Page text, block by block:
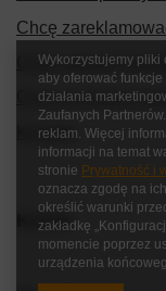
Chcę
Chcę zwrócić
Chcę wymienić
Kontakt
Konto
Wykorzystujemy pliki
aby oferować
działania
Zaufanych
reklam. Więcej
informacji na temat
stronie Prywatność i
oznacza zgodę na
określić warunki
zakładkę
momencie poprzez
urządzenia